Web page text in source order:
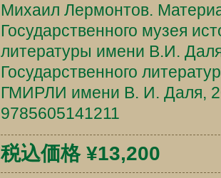
Михаил Лермонтов.
Государственного музея
литературы имени В.И.
Государственного
ГМИРЛИ имени В. И. Даля,
9785605141211
税込価格 ¥13,200